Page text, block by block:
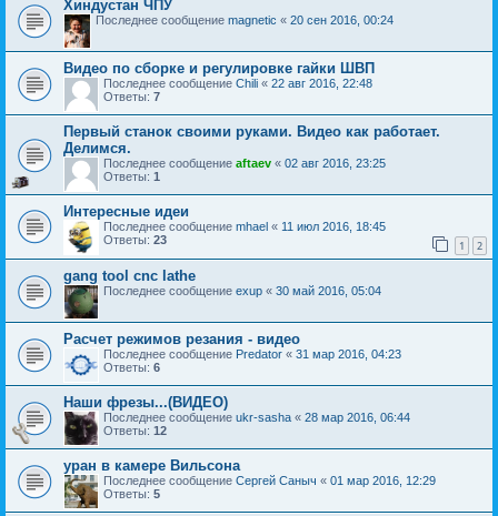
Хиндустан ЧПУ
Последнее сообщение magnetic « 20 сен 2016, 00:24
Видео по сборке и регулировке гайки ШВП
Последнее сообщение Chili « 22 авг 2016, 22:48
Ответы: 7
Первый станок своими руками. Видео как работает.
Делимся.
Последнее сообщение aftaev « 02 авг 2016, 23:25
Ответы: 1
Интересные идеи
Последнее сообщение mhael « 11 июл 2016, 18:45
Ответы: 23 1 2
gang tool cnc lathe
Последнее сообщение exup « 30 май 2016, 05:04
Расчет режимов резания - видео
Последнее сообщение Predator « 31 мар 2016, 04:23
Ответы: 6
Наши фрезы...(ВИДЕО)
Последнее сообщение ukr-sasha « 28 мар 2016, 06:44
Ответы: 12
уран в камере Вильсона
Последнее сообщение Сергей Саныч « 01 мар 2016, 12:29
Ответы: 5